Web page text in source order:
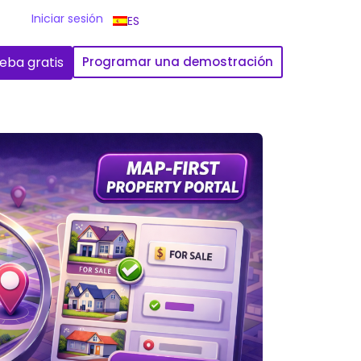
Iniciar sesión ES
gratis Programar una demostración